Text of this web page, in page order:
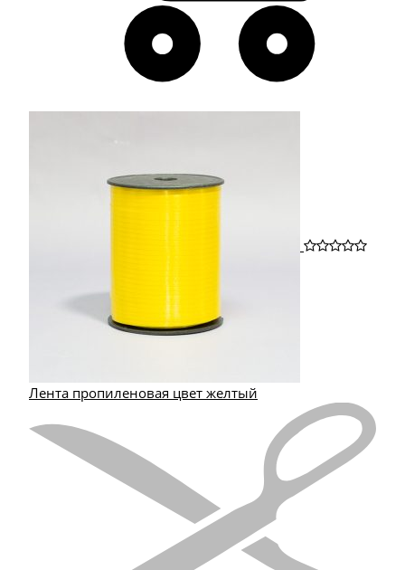
Лента пропиленовая цвет желтый